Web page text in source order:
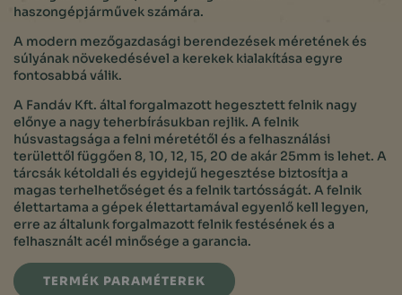
haszongépjárművek számára.
A modern mezőgazdasági berendezések méretének és
súlyának növekedésével a kerekek kialakítása egyre
fontosabbá válik.
A Fandáv Kft. által forgalmazott hegesztett felnik nagy
előnye a nagy teherbírásukban rejlik. A felnik
húsvastagsága a felni méretétől és a felhasználási
területtől függően 8, 10, 12, 15, 20 de akár 25mm is lehet. A
tárcsák kétoldali és egyidejű hegesztése biztosítja a
magas terhelhetőséget és a felnik tartósságát. A felnik
élettartama a gépek élettartamával egyenlő kell legyen,
erre az általunk forgalmazott felnik festésének és a
felhasznált acél minősége a garancia.
TERMÉK PARAMÉTEREK